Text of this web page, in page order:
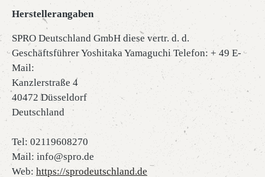
Herstellerangaben
SPRO Deutschland GmbH diese vertr. d. d.
Geschäftsführer Yoshitaka Yamaguchi Telefon: + 49 E-
Mail:
Kanzlerstraße 4
40472 Düsseldorf
Deutschland
Tel: 02119608270
Mail: info@spro.de
Web: https://sprodeutschland.de